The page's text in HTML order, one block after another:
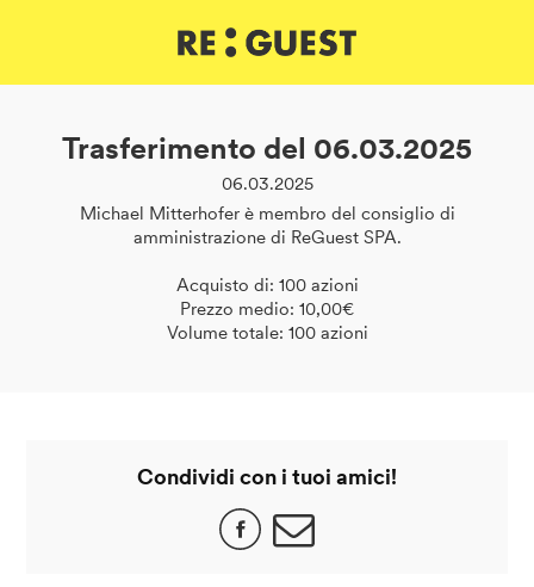
Trasferimento del 06.03.2025
06.03.2025
Michael Mitterhofer è membro del consiglio di
amministrazione di ReGuest SPA.
Acquisto di: 100 azioni
Prezzo medio: 10,00€
Volume totale: 100 azioni
Condividi con i tuoi amici!